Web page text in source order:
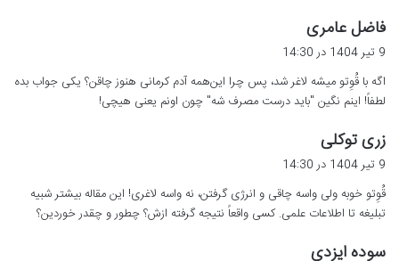
فاضل عامری
ف
:
9 تیر 1404 در 14:30
اگه با قُوِتو میشه لاغر شد، پس چرا این‌همه آدم کرمانی هنوز چاقن؟ یکی جواب بده
لطفاً! اینم نگین "باید درست مصرف شه" چون اونم یعنی هیچی!
زری توکلی
ت
9 تیر 1404 در 14:30
قُوِتو خوبه ولی واسه چاقی و انرژی گرفتن، نه واسه لاغری! این مقاله بیشتر شبیه
تبلیغه تا اطلاعات علمی. کسی واقعاً نتیجه گرفته ازش؟ چطور و چقدر خوردین؟
سوده ایزدی